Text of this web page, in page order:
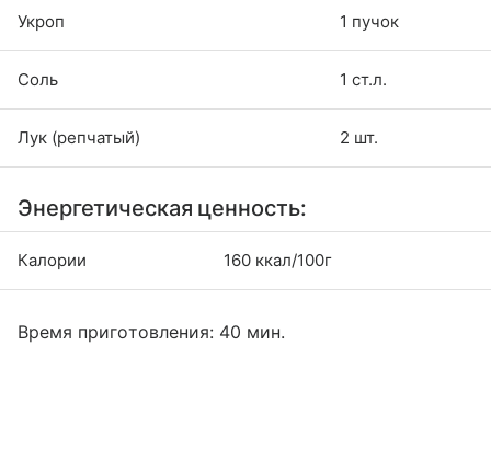
Укроп 1 пучок
Соль 1 ст.л.
Лук (репчатый) 2 шт.
Энергетическая ценность:
Калории 160 ккал/100г
Время приготовления: 40 мин.